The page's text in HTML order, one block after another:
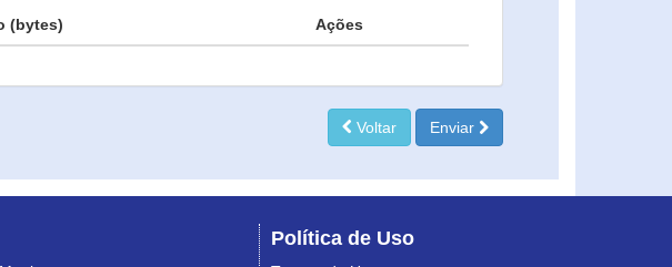
(bytes) Ações
Voltar Enviar
Política de Uso